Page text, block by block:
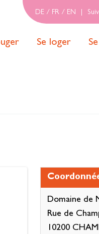
DE / FR / EN
Se loger
Domaine de
Rue de
10200